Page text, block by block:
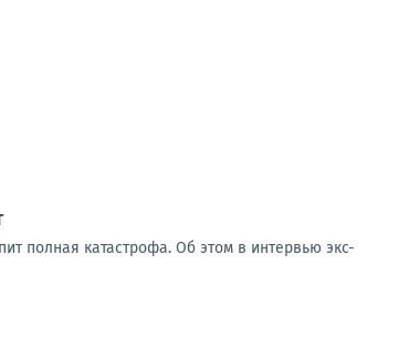
полная катастрофа. Об этом в интервью экс-